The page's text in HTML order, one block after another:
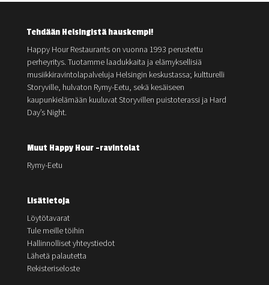
Tehdään Helsingistä hauskempi!
Happy Hour Restaurants on vuonna 1993 perustettu
perheyritys. Tuotamme laadukkaita ja elämyksellisiä
musiikkiravintolapalveluja Helsingin keskustassa; kultturelli
Storyville, hulvaton Rymy-Eetu, sekä kesäiseen
kaupunkielämään kuuluvat Storyvillen puistoterassi ja Hard
Day’s Night.
Muut Happy Hour -ravintolat
Rymy-Eetu
Lisätietoja
Löytötavarat
Tule meille töihin
Hallinnolliset yhteystiedot
Lähetä palautetta
Rekisteriseloste